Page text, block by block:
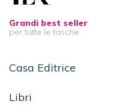
Grandi best seller
per tutte le tasche
Casa Editrice
Libri